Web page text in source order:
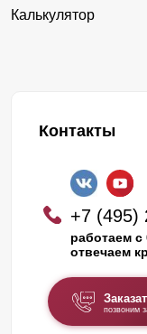
Калькулятор
Контакты
+7 (495)
работаем с
отвечаем
позвоним